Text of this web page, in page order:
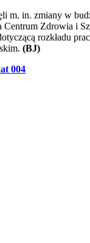
m. in. zmiany w
Centrum Zdrowia i
rozkładu
(BJ)